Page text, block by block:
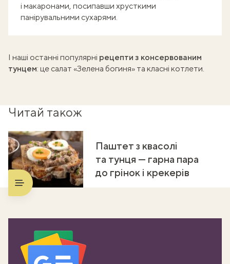
і макаронами, посипавши хрусткими
панірувальними сухарями.
І наші останні популярні рецепти з консервованим
тунцем: це салат «Зелена богиня» та класні котлети.
Читай також
Паштет з квасолі
та тунця — гарна пара
до грінок і крекерів